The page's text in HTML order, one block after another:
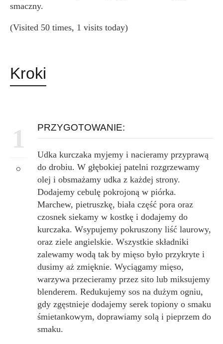
smaczny.
(Visited 50 times, 1 visits today)
Kroki
1 PRZYGOTOWANIE:
Udka kurczaka myjemy i nacieramy przyprawą
do drobiu. W głębokiej patelni rozgrzewamy
olej i obsmażamy udka z każdej strony.
Dodajemy cebulę pokrojoną w piórka.
Marchew, pietruszkę, biała część pora oraz
czosnek siekamy w kostkę i dodajemy do
kurczaka. Wsypujemy pokruszony liść laurowy,
oraz ziele angielskie. Wszystkie składniki
zalewamy wodą tak by mięso było przykryte i
dusimy aż zmięknie. Wyciągamy mięso,
warzywa przecieramy przez sito lub miksujemy
blenderem. Redukujemy sos na dużym ogniu,
gdy zgęstnieje dodajemy serek topiony o smaku
śmietankowym, doprawiamy solą i pieprzem do
smaku.